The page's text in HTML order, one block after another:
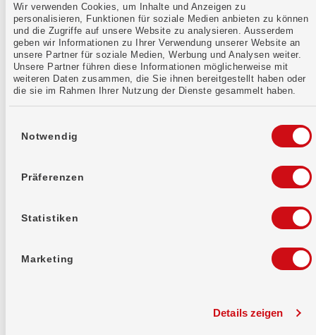
Wir verwenden Cookies, um Inhalte und Anzeigen zu
personalisieren, Funktionen für soziale Medien anbieten zu können
und die Zugriffe auf unsere Website zu analysieren. Ausserdem
geben wir Informationen zu Ihrer Verwendung unserer Website an
unsere Partner für soziale Medien, Werbung und Analysen weiter.
Unsere Partner führen diese Informationen möglicherweise mit
weiteren Daten zusammen, die Sie ihnen bereitgestellt haben oder
die sie im Rahmen Ihrer Nutzung der Dienste gesammelt haben.
Notwendig
Präferenzen
Statistiken
Marketing
Details zeigen
Mehr erfahren
Kontaktformular